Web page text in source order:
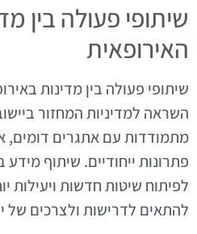
שיתופי פעולה בין
האירופאית
שיתופי פעולה בין מדינות
השראה למדיניות המחזור
מתמודדות עם אתגרים דומים,
פתרונות ייחודיים. שיתוף מידע
לפיתוח שיטות חדשות ויעילות
להתאים לדרישות ולצרכים של